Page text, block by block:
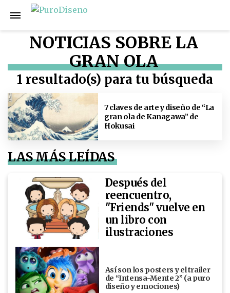
NOTICIAS SOBRE LA
GRAN OLA
1 resultado(s) para tu búsqueda
7 claves de arte y diseño de “La
gran ola de Kanagawa” de
Hokusai
LAS MÁS LEÍDAS
Después del
reencuentro,
"Friends" vuelve en
un libro con
ilustraciones
Así son los posters y el trailer
de “Intensa-Mente 2” (a puro
diseño y emociones)